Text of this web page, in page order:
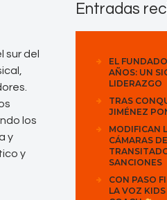
sur del
los
y
y
Entradas
EL
AÑOS: UN
LIDERAZGO
TRAS
JIMÉNEZ
MODIFICAN
CÁMARAS
SANCIONES
CON PASO
LA VOZ